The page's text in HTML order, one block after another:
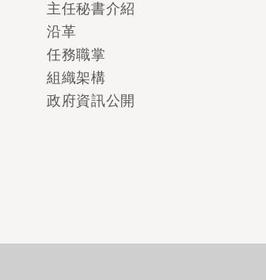
主任秘書介紹
沿革
任務職掌
組織架構
政府資訊公開